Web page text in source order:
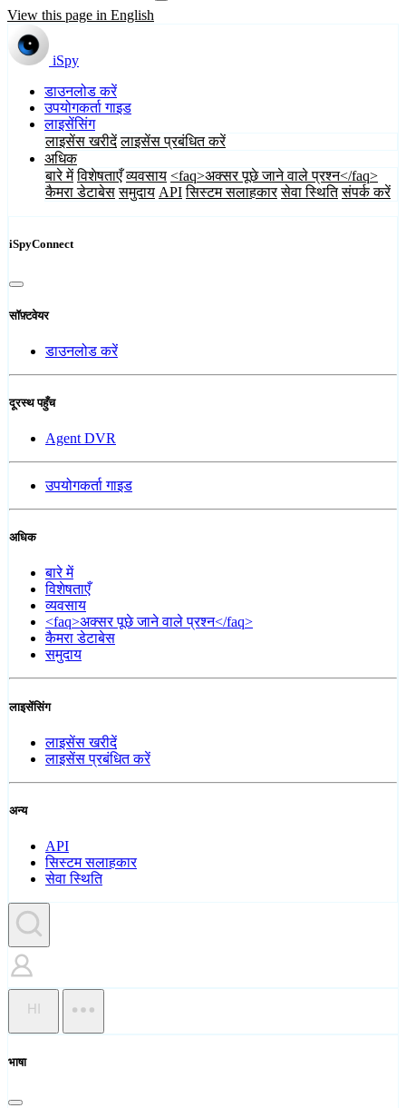
View this page in English
iSpy
डाउनलोड करें
उपयोगकर्ता गाइड
लाइसेंसिंग
लाइसेंस खरीदें लाइसेंस प्रबंधित करें
अधिक
बारे में विशेषताएँ व्यवसाय <faq>अक्सर पूछे जाने वाले प्रश्न</faq>
कैमरा डेटाबेस समुदाय API सिस्टम सलाहकार सेवा स्थिति संपर्क करें
iSpyConnect
सॉफ़्टवेयर
डाउनलोड करें
दूरस्थ पहुँच
Agent DVR
उपयोगकर्ता गाइड
अधिक
बारे में
विशेषताएँ
व्यवसाय
<faq>अक्सर पूछे जाने वाले प्रश्न</faq>
कैमरा डेटाबेस
समुदाय
लाइसेंसिंग
लाइसेंस खरीदें
लाइसेंस प्रबंधित करें
अन्य
API
सिस्टम सलाहकार
सेवा स्थिति
HI
भाषा